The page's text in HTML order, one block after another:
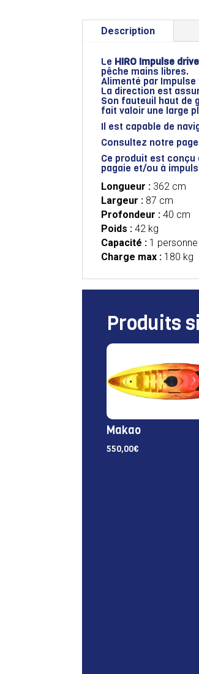
Description
Le HIRO Impulse drive
pêche mains libres.
Alimenté par
La direction est
Son fauteuil haut de
fait valoir une large
Il est capable de
Consultez notre page
Ce produit est
pagaie et/ou à
Longueur : 362 cm
Largeur : 87 cm
Profondeur : 40 cm
Poids : 42 kg
Capacité : 1 personne
Charge max : 180 kg
Produits
Makao
550,00€